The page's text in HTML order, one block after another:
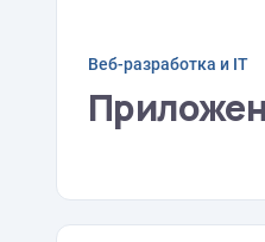
Веб-разработка и IT